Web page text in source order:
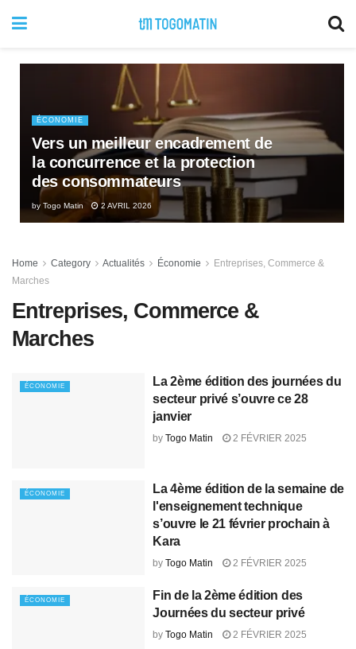
ÉCONOMIE
Vers un meilleur encadrement de
la concurrence et la protection
des consommateurs
by Togo Matin 2 AVRIL 2026
Home Category Actualités Économie
Entreprises, Commerce &
Marches
Entreprises, Commerce &
Marches
ÉCONOMIE
La 2ème édition des journées du
secteur privé s’ouvre ce 28
janvier
by Togo Matin 2 FÉVRIER 2025
ÉCONOMIE
La 4ème édition de la semaine de
l'enseignement technique
s’ouvre le 21 février prochain à
Kara
by Togo Matin 2 FÉVRIER 2025
ÉCONOMIE
Fin de la 2ème édition des
Journées du secteur privé
by Togo Matin 2 FÉVRIER 2025